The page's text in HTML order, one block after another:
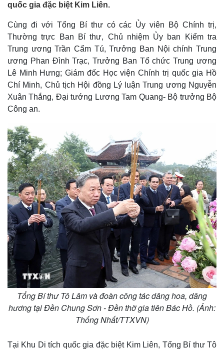
quốc gia đặc biệt Kim Liên.
Cùng đi với Tổng Bí thư có các Ủy viên Bộ Chính trị,
Thường trực Ban Bí thư, Chủ nhiệm Ủy ban Kiểm tra
Trung ương Trần Cẩm Tú, Trưởng Ban Nội chính Trung
ương Phan Đình Trạc, Trưởng Ban Tổ chức Trung ương
Lê Minh Hưng; Giám đốc Học viện Chính trị quốc gia Hồ
Chí Minh, Chủ tịch Hội đồng Lý luận Trung ương Nguyễn
Xuân Thắng, Đại tướng Lương Tam Quang- Bộ trưởng Bộ
Công an.
Tổng Bí thư Tô Lâm và đoàn công tác dâng hoa, dâng
hương tại Đền Chung Sơn - Đền thờ gia tiên Bác Hồ. (Ảnh:
Thống Nhất/TTXVN)
Tại Khu Di tích quốc gia đặc biệt Kim Liên, Tổng Bí thư Tô